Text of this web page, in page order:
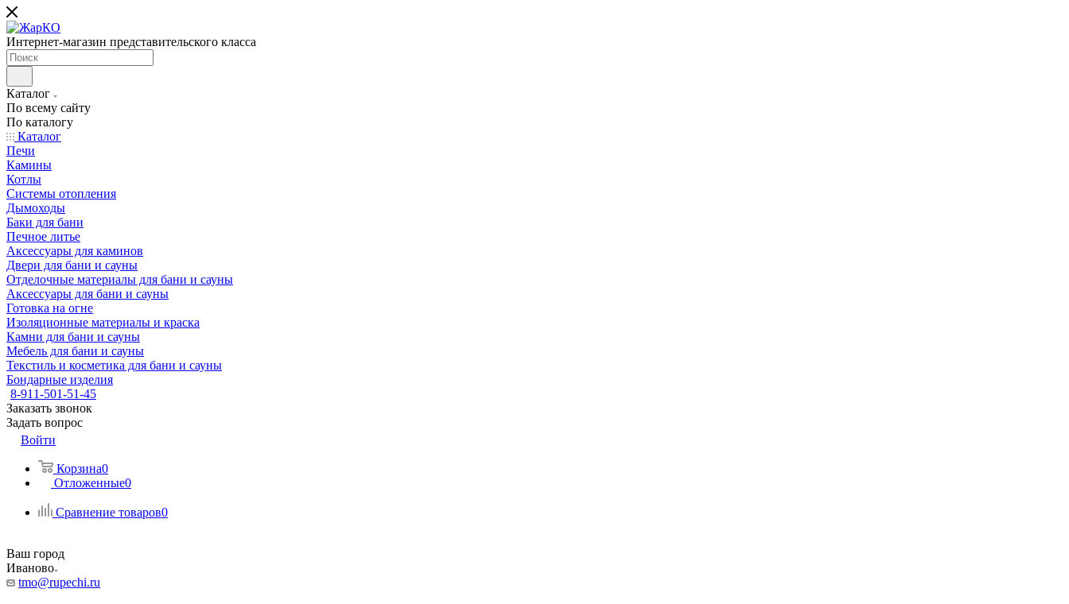
Интернет-магазин представительского класса
Каталог
По всему сайту
По каталогу
Каталог
Печи
Камины
Котлы
Системы отопления
Дымоходы
Баки для бани
Печное литье
Аксессуары для каминов
Двери для бани и сауны
Отделочные материалы для бани и сауны
Аксессуары для бани и сауны
Готовка на огне
Изоляционные материалы и краска
Камни для бани и сауны
Мебель для бани и сауны
Текстиль и косметика для бани и сауны
Бондарные изделия
8-911-501-51-45
Заказать звонок
Задать вопрос
Войти
Корзина0
Отложенные0
Сравнение товаров0
Ваш город
Иваново
tmo@rupechi.ru